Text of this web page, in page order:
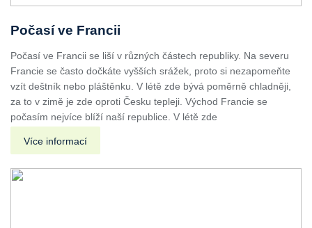
Počasí ve Francii
Počasí ve Francii se liší v různých částech republiky. Na severu
Francie se často dočkáte vyšších srážek, proto si nezapomeňte
vzít deštník nebo pláštěnku. V létě zde bývá poměrně chladněji,
za to v zimě je zde oproti Česku tepleji. Východ Francie se
počasím nejvíce blíží naší republice. V létě zde
Více informací